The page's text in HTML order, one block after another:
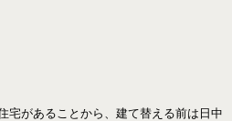
宅があることから、建て替える前は日中